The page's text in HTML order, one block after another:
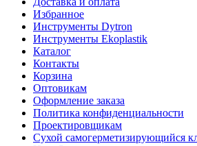
Избранное
Инструменты Dytron
Инструменты Ekoplastik
Каталог
Контакты
Корзина
Оптовикам
Оформление заказа
Политика конфиденциальности
Проектировщикам
Сухой самогерметизирующийся